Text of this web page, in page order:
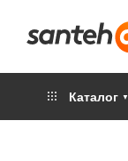
Каталог